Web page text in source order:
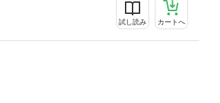
試し読み カートへ